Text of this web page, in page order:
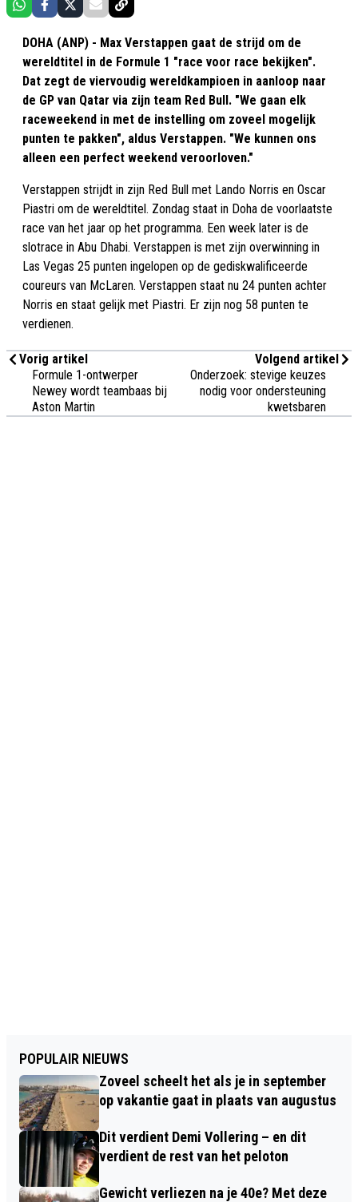
DOHA (ANP) - Max Verstappen gaat de strijd om de
wereldtitel in de Formule 1 "race voor race bekijken".
Dat zegt de viervoudig wereldkampioen in aanloop naar
de GP van Qatar via zijn team Red Bull. "We gaan elk
raceweekend in met de instelling om zoveel mogelijk
punten te pakken", aldus Verstappen. "We kunnen ons
alleen een perfect weekend veroorloven."
Verstappen strijdt in zijn Red Bull met Lando Norris en Oscar
Piastri om de wereldtitel. Zondag staat in Doha de voorlaatste
race van het jaar op het programma. Een week later is de
slotrace in Abu Dhabi. Verstappen is met zijn overwinning in
Las Vegas 25 punten ingelopen op de gediskwalificeerde
coureurs van McLaren. Verstappen staat nu 24 punten achter
Norris en staat gelijk met Piastri. Er zijn nog 58 punten te
verdienen.
Vorig artikel
Formule 1-ontwerper
Newey wordt teambaas bij
Aston Martin
Volgend artikel
Onderzoek: stevige keuzes
nodig voor ondersteuning
kwetsbaren
POPULAIR NIEUWS
Zoveel scheelt het als je in september
op vakantie gaat in plaats van augustus
Dit verdient Demi Vollering – en dit
verdient de rest van het peloton
Gewicht verliezen na je 40e? Met deze